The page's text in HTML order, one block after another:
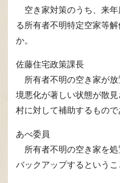
空き家対策のうち、来年
る所有者不明特定空家等
か。
佐藤住宅政策課長
所有者不明の空き家が放
境悪化が著しい状態が散
村に対して補助するもので
あべ委員
所有者不明の空き家を処
バックアップするというこ